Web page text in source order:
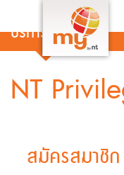
บริการอื่นๆ
NT
สมัครสมาชิ